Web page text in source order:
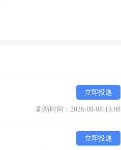
立即投递
刷新时间：2026-08-08 19:08
立即投递